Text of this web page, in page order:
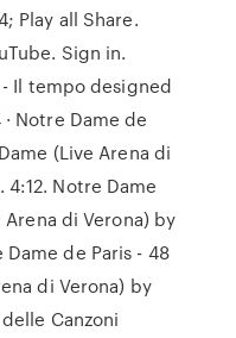
Play all Share.
Sign in.
Il tempo designed
Notre Dame de
(Live Arena di
4:12. Notre Dame
di Verona) by
Dame de Paris - 48
di Verona) by
Canzoni